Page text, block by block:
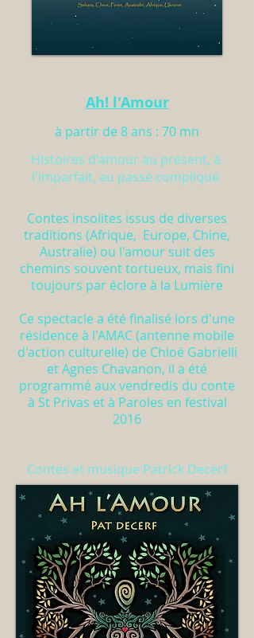
Ah! l'Amour
à partir de 8 ans : 70 mn
Histoires d'amour au présent, à
l'imparfait, au passé compliqué
Contes insolites issus de diverses
traditions (Afrique, Europe, Chine,
Australie) ou l'amour suit des
chemins souvent tortueux, mais fini
toujours par éclore à la Lumière
Ce spectacle a été finalisé lors d'une
résidence à l'AMAC (antenne mobile
d'action culturelle) de Chloé Gabrielli
et Agnes Chavanon, il a été
programmé aux vendredis du conte
à St Privas et à Paroles en festival
2016
Contes et musique Patrick Decerf